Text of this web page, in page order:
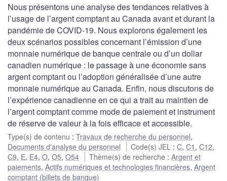
Nous présentons une analyse des tendances relatives à
l’usage de l’argent comptant au Canada avant et durant la
pandémie de COVID-19. Nous explorons également les
deux scénarios possibles concernant l’émission d’une
monnaie numérique de banque centrale ou d’un dollar
canadien numérique : le passage à une économie sans
argent comptant ou l’adoption généralisée d’une autre
monnaie numérique au Canada. Enfin, nous discutons de
l’expérience canadienne en ce qui a trait au maintien de
l’argent comptant comme mode de paiement et instrument
de réserve de valeur à la fois efficace et accessible.
Type(s) de contenu : Travaux de recherche du personnel,
Documents d'analyse du personnel
Code(s) JEL :C,C1 ,C12,
C9, E, E4, O, O5, O54 Thème(s) de recherche :Argent et
paiements, Actifs numériques et technologies financières, Argent
comptant (billets de banque)